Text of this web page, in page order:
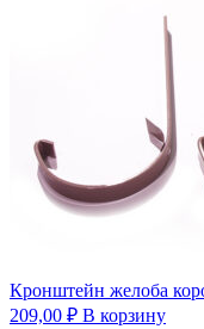
Кронштейн желоба
209,00 ₽ В корзину